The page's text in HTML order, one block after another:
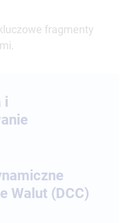
fragmenty
i
Walut (DCC)